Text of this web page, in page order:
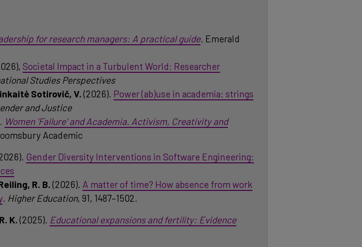
for research managers: A practical guide. Emerald
Societal Impact in a Turbulent World: Researcher
Studies Perspectives
Sotirovič, V.(2026). Power (ab)use in academia: strings
and Justice
Women 'Failure' and Academia. Activism, Creativity and
Academic
Gender Diversity Interventions in Software Engineering:
R. B.(2026). A matter of time? How absence from work
. Higher Education, 91, 1487–1502.
K.(2025). Educational expansions and fertility: Evidence